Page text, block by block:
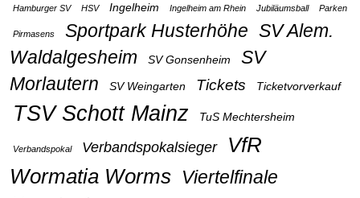
Hamburger SV HSV Ingelheim Ingelheim am Rhein Jubiläumsball Parken
Pirmasens Sportpark Husterhöhe SV Alem.
Waldalgesheim
SV Gonsenheim
SV
Morlautern
SV Weingarten Tickets Ticketvorverkauf
TSV Schott Mainz TuS Mechtersheim
Verbandspokal Verbandspokalsieger
VfR
Wormatia Worms Viertelfinale